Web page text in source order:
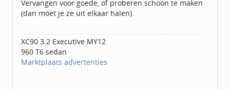
Vervangen voor goede, of proberen schoon te maken
(dan moet je ze uit elkaar halen).
XC90 3.2 Executive MY12
960 T6 sedan
Marktplaats advertenties